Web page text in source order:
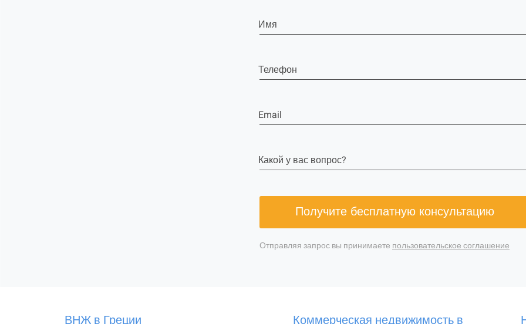
Имя
Телефон
Email
Какой у вас вопрос?
Получите бесплатную консультацию
Отправляя запрос вы принимаете пользовательское соглашение
ВНЖ в Греции Коммерческая недвижимость в